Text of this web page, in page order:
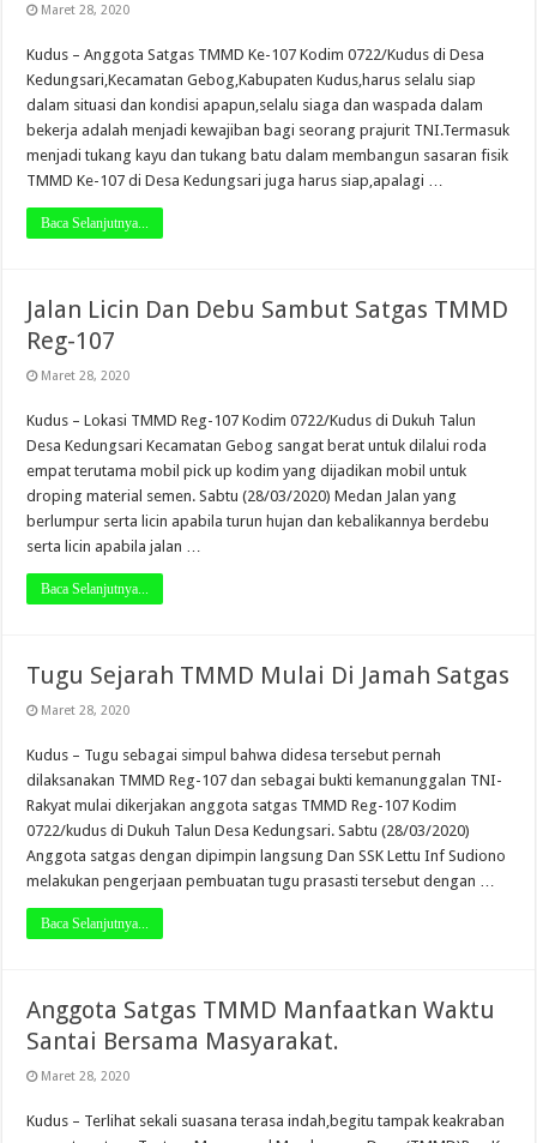
Maret 28, 2020
Kudus – Anggota Satgas TMMD Ke-107 Kodim 0722/Kudus di Desa
Kedungsari,Kecamatan Gebog,Kabupaten Kudus,harus selalu siap
dalam situasi dan kondisi apapun,selalu siaga dan waspada dalam
bekerja adalah menjadi kewajiban bagi seorang prajurit TNI.Termasuk
menjadi tukang kayu dan tukang batu dalam membangun sasaran fisik
TMMD Ke-107 di Desa Kedungsari juga harus siap,apalagi …
Baca Selanjutnya...
Jalan Licin Dan Debu Sambut Satgas TMMD
Reg-107
Maret 28, 2020
Kudus – Lokasi TMMD Reg-107 Kodim 0722/Kudus di Dukuh Talun
Desa Kedungsari Kecamatan Gebog sangat berat untuk dilalui roda
empat terutama mobil pick up kodim yang dijadikan mobil untuk
droping material semen. Sabtu (28/03/2020) Medan Jalan yang
berlumpur serta licin apabila turun hujan dan kebalikannya berdebu
serta licin apabila jalan …
Baca Selanjutnya...
Tugu Sejarah TMMD Mulai Di Jamah Satgas
Maret 28, 2020
Kudus – Tugu sebagai simpul bahwa didesa tersebut pernah
dilaksanakan TMMD Reg-107 dan sebagai bukti kemanunggalan TNI-
Rakyat mulai dikerjakan anggota satgas TMMD Reg-107 Kodim
0722/kudus di Dukuh Talun Desa Kedungsari. Sabtu (28/03/2020)
Anggota satgas dengan dipimpin langsung Dan SSK Lettu Inf Sudiono
melakukan pengerjaan pembuatan tugu prasasti tersebut dengan …
Baca Selanjutnya...
Anggota Satgas TMMD Manfaatkan Waktu
Santai Bersama Masyarakat.
Maret 28, 2020
Kudus – Terlihat sekali suasana terasa indah,begitu tampak keakraban